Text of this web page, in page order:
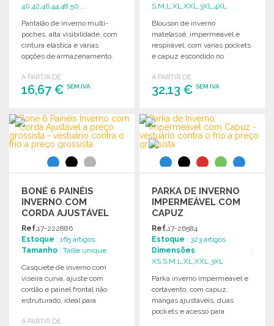
40,42,46,44,48,50...
Pantalão de inverno multi-
poches, alta visibilidade, com
cintura elástica e várias
opções de armazenamento.
segurança.
A PARTIR DE
16,67 € SEM IVA
ENCOMENDAR
Solicitar um orçamento
S,M,L,XL,XXL,3XL,4XL
Blouson de inverno
matelassé, impermeável e
respirável, com várias pockets
e capuz escondido no
personalização.
A PARTIR DE
32,13 €SEM IVA
ENCOMENDAR
Solicitar um orçamento
BONÉ 6 PAINÉIS
INVERNO COM
CORDA AJUSTÁVEL
Ref.17-222886
Estoque : 165 artigos
Tamanho : Taille unique
Casquete de inverno com
viseira curva, ajuste com
cordão e painel frontal não
estruturado, ideal para
A PARTIR DE
PARKA DE INVERNO
IMPERMEÁVEL COM
CAPUZ
Ref.17-26584
Estoque : 323 artigos
Dimensões :
XS,S,M,L,XL,XXL,3XL
Parka inverno impermeável e
cortavento, com capuz,
mangas ajustáveis, duas
pockets e acesso para